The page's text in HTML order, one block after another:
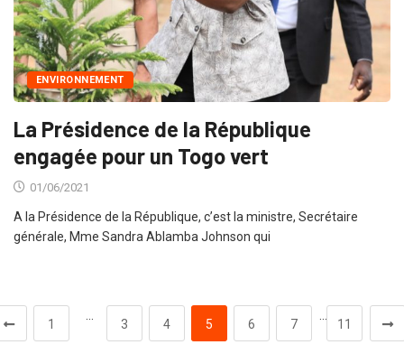
ENVIRONNEMENT
La Présidence de la République
engagée pour un Togo vert
01/06/2021
A la Présidence de la République, c’est la ministre, Secrétaire
générale, Mme Sandra Ablamba Johnson qui
1 3 4 5 6 7 11